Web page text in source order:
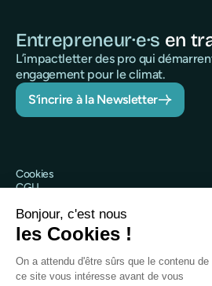
Entrepreneur·e·s en
L’impactletter des pro qui
engagement pour le climat.
S’incrire à la Newsletter
@Qileo 2025
Cookies
CGU
Sécurité
Mentions légales